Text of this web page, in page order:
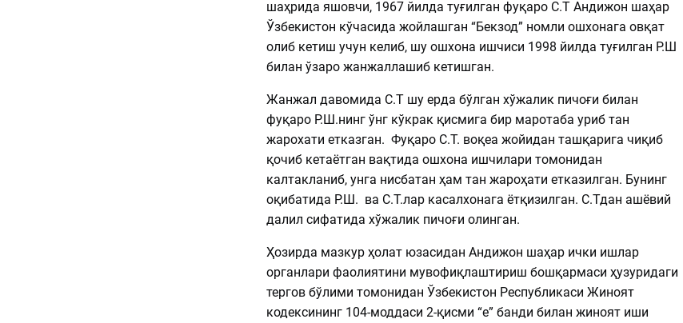
шаҳрида яшовчи, 1967 йилда туғилган фуқаро С.Т Андижон шаҳар
Ўзбекистон кўчасида жойлашган “Бекзод” номли ошхонага овқат
олиб кетиш учун келиб, шу ошхона ишчиси 1998 йилда туғилган Р.Ш
билан ўзаро жанжаллашиб кетишган.
Жанжал давомида С.Т шу ерда бўлган хўжалик пичоғи билан
фуқаро Р.Ш.нинг ўнг кўкрак қисмига бир маротаба уриб тан
жарохати етказган. Фуқаро С.Т. воқеа жойидан ташқарига чиқиб
қочиб кетаётган вақтида ошхона ишчилари томонидан
калтакланиб, унга нисбатан ҳам тан жароҳати етказилган. Бунинг
оқибатида Р.Ш. ва С.Т.лар касалхонага ётқизилган. С.Тдан ашёвий
далил сифатида хўжалик пичоғи олинган.
Ҳозирда мазкур ҳолат юзасидан Андижон шаҳар ички ишлар
органлари фаолиятини мувофиқлаштириш бошқармаси ҳузуридаги
тергов бўлими томонидан Ўзбекистон Республикаси Жиноят
кодексининг 104-моддаси 2-қисми “е” банди билан жиноят иши